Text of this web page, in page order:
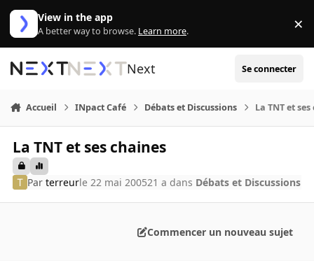
Aller au contenu
View in the app
A better way to browse. Learn more. ×
Next Se connecter
Accueil INpact Café Débats et Discussions La TNT et
La TNT et ses chaines
Parterreurle 22 mai 200521 a dans Débats et Discussions
Commencer un nouveau sujet